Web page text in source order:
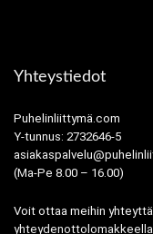
Yhteystiedot
Puhelinliittymä.com
Y-tunnus: 2732646-5
(Ma-Pe 8.00 – 16.00)
Voit ottaa meihin
yhteydenottolomakkeella